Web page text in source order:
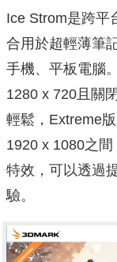
Ice Strom是跨平
合用於超輕薄筆
手機、平板電腦
1280 x 720且關
輕鬆，Extreme
1920 x 1080之
特效，可以透過
驗。